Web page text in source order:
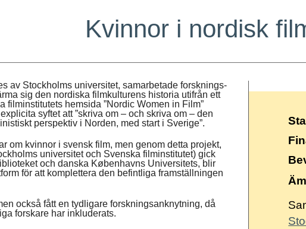
English
Skandinaviska
Suomi
Íslenska
Kvinnor i nordisk
av Stockholms universitet, samarbetade forsknings-
sig den nordiska filmkulturens historia utifrån ett
filminstitutets hemsida ”Nordic Women in Film”
syftet att ”skriva om – och skriva om – den
perspektiv i Norden, med start i Sverige”.
om kvinnor i svensk film, men genom detta projekt,
universitet och Svenska filminstitutet) gick
och danska Københavns Universitets, blir
för att komplettera den befintliga framställningen
också fått en tydligare forskningsanknytning, då
forskare har inkluderats.